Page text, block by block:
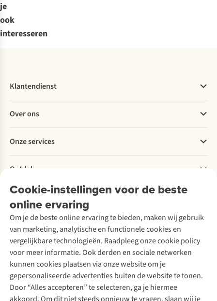
je
ook
interesseren
Cookie-instellingen voor de beste
online ervaring
Om je de beste online ervaring te bieden, maken wij gebruik
van marketing, analytische en functionele cookies en
vergelijkbare technologieën. Raadpleeg onze cookie policy
voor meer informatie. Ook derden en sociale netwerken
kunnen cookies plaatsen via onze website om je
gepersonaliseerde advertenties buiten de website te tonen.
Door “Alles accepteren” te selecteren, ga je hiermee
Klantendienst
Bestellen
Betalen
Levering
Retourneren
Bestelling herroepen
Garantie
Contact
Over ons
Explore More
Verantwoord ondernemen
Over Ayacucho
Onze winkels
Over A.S.Adventure
Toegankelijkheidsverklaring
Onze services
Ski-onderhoud
Wasservice
Schoenonderhoud
Schoenherstelling
Kledingherstelling
Retouches
Voor bedrijven
Ontdek
A.S.Magazine
Podcast
Explore Academy
Explore Camp
Gear Check
Inspiratie & advies
Meld je aan voor de nieuwsbrief
Follow us